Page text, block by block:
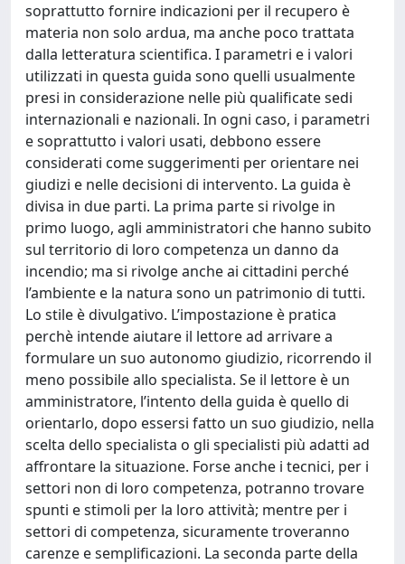
soprattutto fornire indicazioni per il recupero è
materia non solo ardua, ma anche poco trattata
dalla letteratura scientifica. I parametri e i valori
utilizzati in questa guida sono quelli usualmente
presi in considerazione nelle più qualificate sedi
internazionali e nazionali. In ogni caso, i parametri
e soprattutto i valori usati, debbono essere
considerati come suggerimenti per orientare nei
giudizi e nelle decisioni di intervento. La guida è
divisa in due parti. La prima parte si rivolge in
primo luogo, agli amministratori che hanno subito
sul territorio di loro competenza un danno da
incendio; ma si rivolge anche ai cittadini perché
l’ambiente e la natura sono un patrimonio di tutti.
Lo stile è divulgativo. L’impostazione è pratica
perchè intende aiutare il lettore ad arrivare a
formulare un suo autonomo giudizio, ricorrendo il
meno possibile allo specialista. Se il lettore è un
amministratore, l’intento della guida è quello di
orientarlo, dopo essersi fatto un suo giudizio, nella
scelta dello specialista o gli specialisti più adatti ad
affrontare la situazione. Forse anche i tecnici, per i
settori non di loro competenza, potranno trovare
spunti e stimoli per la loro attività; mentre per i
settori di competenza, sicuramente troveranno
carenze e semplificazioni. La seconda parte della